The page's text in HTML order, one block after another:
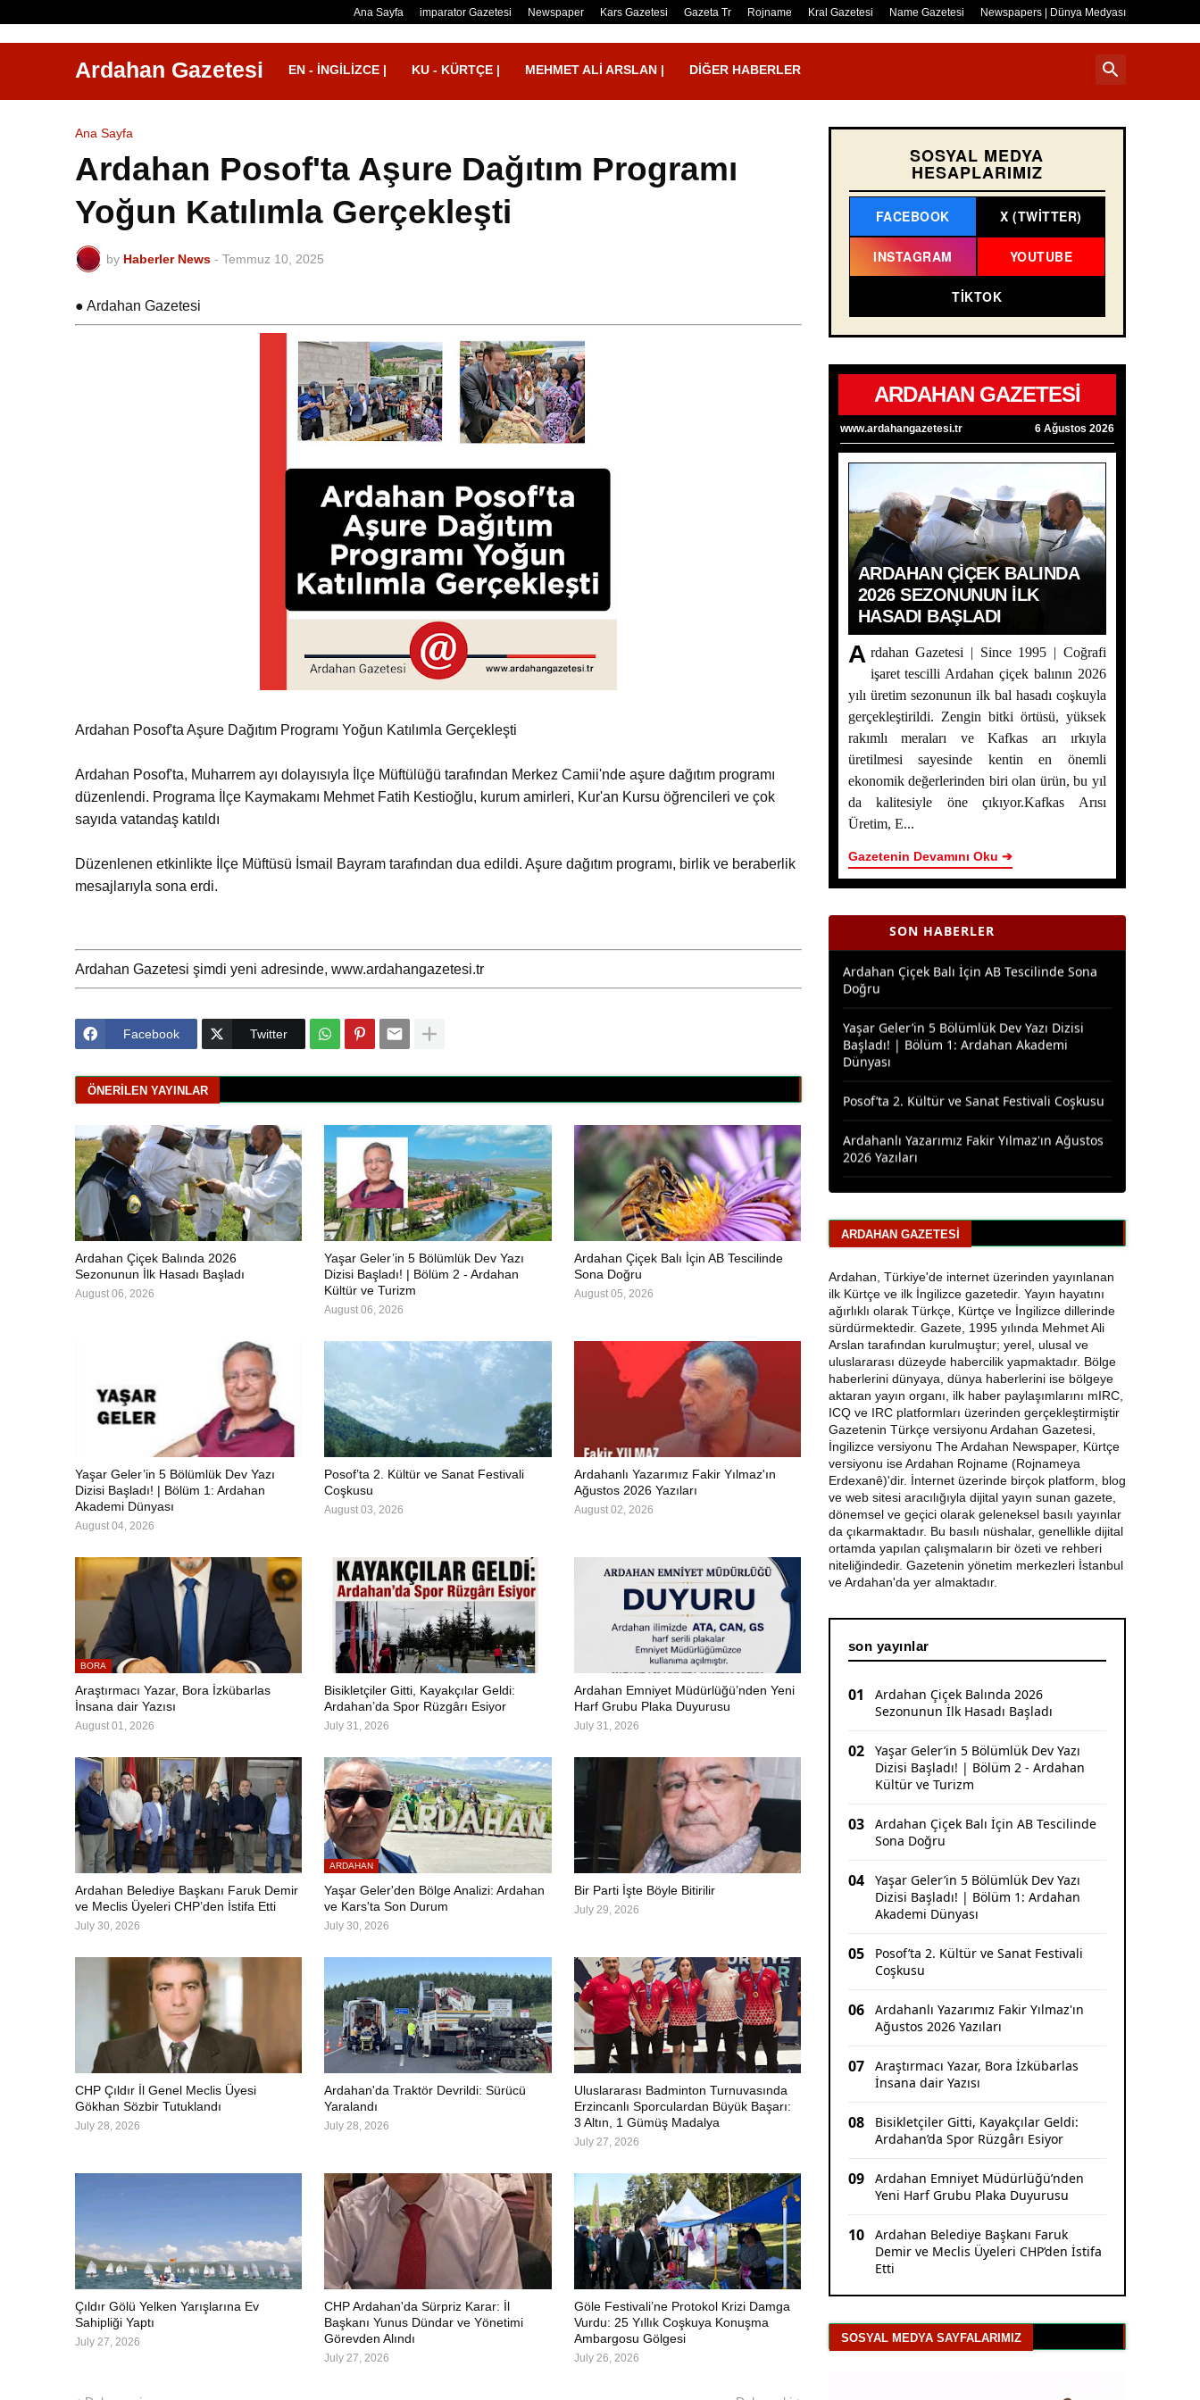
Ana Sayfa imparator Gazetesi Newspaper Kars Gazetesi Gazeta Tr Rojname Kral Gazetesi Name Gazetesi Newspapers | Dünya Medyası
Ardahan Gazetesi EN - İNGILIZCE | KU - KÜRTÇE | MEHMET ALI ARSLAN | DIĞER HABERLER
Ana Sayfa
Ardahan Posof'ta Aşure Dağıtım Programı
Yoğun Katılımla Gerçekleşti
by Haberler News - Temmuz 10, 2025
● Ardahan Gazetesi
Ardahan Posof'ta Aşure Dağıtım Programı Yoğun Katılımla Gerçekleşti
Ardahan Posof'ta, Muharrem ayı dolayısıyla İlçe Müftülüğü tarafından Merkez Camii'nde aşure dağıtım programı
düzenlendi. Programa İlçe Kaymakamı Mehmet Fatih Kestioğlu, kurum amirleri, Kur'an Kursu öğrencileri ve çok
sayıda vatandaş katıldı
Düzenlenen etkinlikte İlçe Müftüsü İsmail Bayram tarafından dua edildi. Aşure dağıtım programı, birlik ve beraberlik
mesajlarıyla sona erdi.
Ardahan Gazetesi şimdi yeni adresinde, www.ardahangazetesi.tr
Facebook Twitter
ÖNERILEN YAYINLAR
Ardahan Çiçek Balında 2026
Sezonunun İlk Hasadı Başladı
August 06, 2026
Yaşar Geler’in 5 Bölümlük Dev Yazı
Dizisi Başladı! | Bölüm 2 - Ardahan
Kültür ve Turizm
August 06, 2026
Ardahan Çiçek Balı İçin AB Tescilinde
Sona Doğru
August 05, 2026
Yaşar Geler’in 5 Bölümlük Dev Yazı
Dizisi Başladı! | Bölüm 1: Ardahan
Akademi Dünyası
August 04, 2026
Posof’ta 2. Kültür ve Sanat Festivali
Coşkusu
August 03, 2026
Ardahanlı Yazarımız Fakir Yılmaz'ın
Ağustos 2026 Yazıları
August 02, 2026
BORA
Araştırmacı Yazar, Bora İzkübarlas
İnsana dair Yazısı
August 01, 2026
Bisikletçiler Gitti, Kayakçılar Geldi:
Ardahan’da Spor Rüzgârı Esiyor
July 31, 2026
Ardahan Emniyet Müdürlüğü’nden Yeni
Harf Grubu Plaka Duyurusu
July 31, 2026
Ardahan Belediye Başkanı Faruk Demir
ve Meclis Üyeleri CHP’den İstifa Etti
July 30, 2026
ARDAHAN
Yaşar Geler'den Bölge Analizi: Ardahan
ve Kars'ta Son Durum
July 30, 2026
Bir Parti İşte Böyle Bitirilir
July 29, 2026
CHP Çıldır İl Genel Meclis Üyesi
Gökhan Sözbir Tutuklandı
July 28, 2026
Ardahan'da Traktör Devrildi: Sürücü
Yaralandı
July 28, 2026
Uluslararası Badminton Turnuvasında
Erzincanlı Sporculardan Büyük Başarı:
3 Altın, 1 Gümüş Madalya
July 27, 2026
Çıldır Gölü Yelken Yarışlarına Ev
Sahipliği Yaptı
July 27, 2026
CHP Ardahan'da Sürpriz Karar: İl
Başkanı Yunus Dündar ve Yönetimi
Görevden Alındı
July 27, 2026
Göle Festivali’ne Protokol Krizi Damga
Vurdu: 25 Yıllık Coşkuya Konuşma
Ambargosu Gölgesi
July 26, 2026
SOSYAL MEDYA
HESAPLARIMIZ
FACEBOOK X (TWITTER)
INSTAGRAM YOUTUBE
TIKTOK
ARDAHAN GAZETESİ
www.ardahangazetesi.tr 6 Ağustos 2026
ARDAHAN ÇIÇEK BALINDA
2026 SEZONUNUN İLK
HASADI BAŞLADI
A rdahan Gazetesi | Since 1995 | Coğrafi
işaret tescilli Ardahan çiçek balının 2026
yılı üretim sezonunun ilk bal hasadı coşkuyla
gerçekleştirildi. Zengin bitki örtüsü, yüksek
rakımlı meraları ve Kafkas arı ırkıyla
üretilmesi sayesinde kentin en önemli
ekonomik değerlerinden biri olan ürün, bu yıl
da kalitesiyle öne çıkıyor.Kafkas Arısı
Üretim, E...
Gazetenin Devamını Oku ➔
SON HABERLER
Ardahan Çiçek Balında 2026 Sezonunun İlk
Hasadı Başladı
Yaşar Geler’in 5 Bölümlük Dev Yazı Dizisi
Başladı! | Bölüm 2 - Ardahan Kültür ve
Turizm
Ardahan Çiçek Balı İçin AB Tescilinde Sona
Doğru
Yaşar Geler’in 5 Bölümlük Dev Yazı Dizisi
Dünyası
Posof’ta 2. Kültür ve Sanat Festivali Coşkusu
Ardahanlı Yazarımız Fakir Yılmaz'ın Ağustos
Araştırmacı Yazar, Bora İzkübarlas İnsana
Ardahan’da Spor Rüzgârı Esiyor
Ardahan Emniyet Müdürlüğü’nden Yeni Harf
Grubu Plaka Duyurusu
Ardahan Belediye Başkanı Faruk Demir ve
Meclis Üyeleri CHP’den İstifa Etti
Yaşar Geler'den Bölge Analizi: Ardahan ve
Kars'ta Son Durum
Bir Parti İşte Böyle Bitirilir
CHP Çıldır İl Genel Meclis Üyesi Gökhan
Sözbir Tutuklandı
Ardahan'da Traktör Devrildi: Sürücü
Yaralandı
Uluslararası Badminton Turnuvasında
Altın, 1 Gümüş Madalya
ARDAHAN GAZETESI
Ardahan, Türkiye'de internet üzerinden yayınlanan
ilk Kürtçe ve ilk İngilizce gazetedir. Yayın hayatını
ağırlıklı olarak Türkçe, Kürtçe ve İngilizce dillerinde
sürdürmektedir. Gazete, 1995 yılında Mehmet Ali
Arslan tarafından kurulmuştur; yerel, ulusal ve
uluslararası düzeyde habercilik yapmaktadır. Bölge
haberlerini dünyaya, dünya haberlerini ise bölgeye
aktaran yayın organı, ilk haber paylaşımlarını mIRC,
ICQ ve IRC platformları üzerinden gerçekleştirmiştir
Gazetenin Türkçe versiyonu Ardahan Gazetesi,
İngilizce versiyonu The Ardahan Newspaper, Kürtçe
versiyonu ise Ardahan Rojname (Rojnameya
Erdexanê)'dir. İnternet üzerinde birçok platform, blog
ve web sitesi aracılığıyla dijital yayın sunan gazete,
dönemsel ve geçici olarak geleneksel basılı yayınlar
da çıkarmaktadır. Bu basılı nüshalar, genellikle dijital
ortamda yapılan çalışmaların bir özeti ve rehberi
niteliğindedir. Gazetenin yönetim merkezleri İstanbul
ve Ardahan'da yer almaktadır.
son yayınlar
01
Ardahan Çiçek Balında 2026
Sezonunun İlk Hasadı Başladı
02
Yaşar Geler’in 5 Bölümlük Dev Yazı
Dizisi Başladı! | Bölüm 2 - Ardahan
Kültür ve Turizm
03
Ardahan Çiçek Balı İçin AB Tescilinde
Sona Doğru
04
Yaşar Geler’in 5 Bölümlük Dev Yazı
Dizisi Başladı! | Bölüm 1: Ardahan
Akademi Dünyası
05
Posof’ta 2. Kültür ve Sanat Festivali
Coşkusu
06
Ardahanlı Yazarımız Fakir Yılmaz'ın
Ağustos 2026 Yazıları
07
Araştırmacı Yazar, Bora İzkübarlas
İnsana dair Yazısı
08
Bisikletçiler Gitti, Kayakçılar Geldi:
Ardahan’da Spor Rüzgârı Esiyor
09
Ardahan Emniyet Müdürlüğü’nden
Yeni Harf Grubu Plaka Duyurusu
10
Ardahan Belediye Başkanı Faruk
Demir ve Meclis Üyeleri CHP’den İstifa
Etti
SOSYAL MEDYA SAYFALARIMIZ